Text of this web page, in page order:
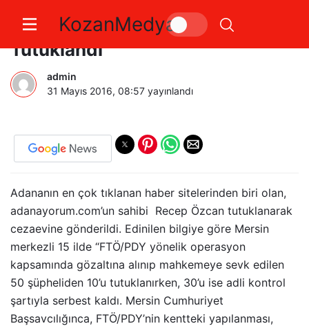
KozanMedya
Adananın En Aktif Habercisi
Tutuklandı
admin
31 Mayıs 2016, 08:57 yayınlandı
Adananın en çok tıklanan haber sitelerinden biri olan,
adanayorum.com’un sahibi Recep Özcan tutuklanarak
cezaevine gönderildi. Edinilen bilgiye göre Mersin
merkezli 15 ilde “FTÖ/PDY yönelik operasyon
kapsamında gözaltına alınıp mahkemeye sevk edilen
50 şüpheliden 10’u tutuklanırken, 30’u ise adli kontrol
şartıyla serbest kaldı. Mersin Cumhuriyet
Başsavcılığınca, FTÖ/PDY’nin kentteki yapılanması,